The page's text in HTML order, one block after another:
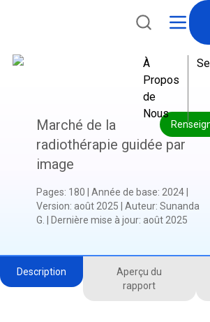
À
Propos
de
Nous
Marché de la
radiothérapie guidée par
image
Pages: 180 Année de base: 2024
Version: août 2025 Auteur: Sunanda
G.
Dernière mise à jour: août 2025
Description
Aperçu du
rapport